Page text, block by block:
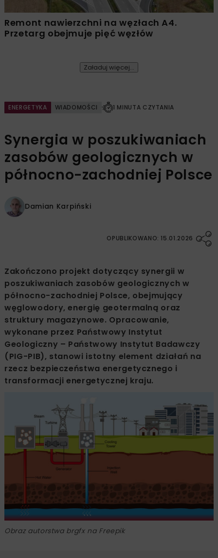
Remont nawierzchni na węzłach A4.
Przetarg obejmuje pięć węzłów
Załaduj więcej...
ENERGETYKA WIADOMOŚCI 1 MINUTA CZYTANIA
Synergia w poszukiwaniach
zasobów geologicznych w
północno-zachodniej Polsce
Damian Karpiński
OPUBLIKOWANO: 15.01.2026
Zakończono projekt dotyczący synergii w
poszukiwaniach zasobów geologicznych w
północno-zachodniej Polsce, obejmujący
węglowodory, energię geotermalną oraz
struktury magazynowe. Opracowanie,
wykonane przez Państwowy Instytut
Geologiczny – Państwowy Instytut Badawczy
(PIG-PIB), stanowi istotny element działań na
rzecz bezpieczeństwa energetycznego i
transformacji energetycznej kraju.
Obraz autorstwa brgfx na Freepik